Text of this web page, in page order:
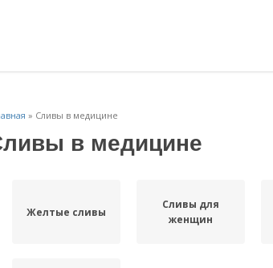
» Сливы в медицине
в медицине
Желтые сливы
Сливы для
женщин